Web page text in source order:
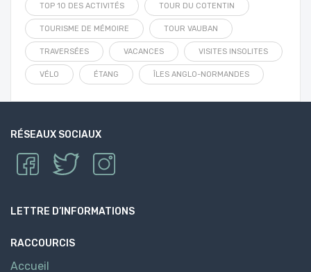
TOP 10 DES ACTIVITÉS TOUR DU COTENTIN
TOURISME DE MÉMOIRE TOUR VAUBAN
TRAVERSÉES VACANCES VISITES INSOLITES
VÉLO ÉTANG ÎLES ANGLO-NORMANDES
RÉSEAUX SOCIAUX
LETTRE D’INFORMATIONS
RACCOURCIS
Accueil